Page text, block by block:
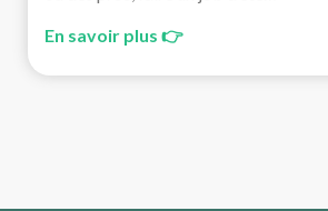
En savoir plus 👉